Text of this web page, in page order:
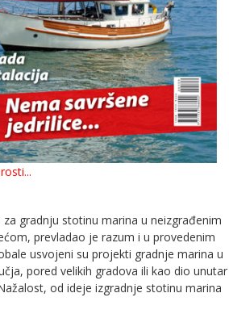
za gradnju stotinu marina u neizgrađenim
prevladao je razum i u provedenim
usvojeni su projekti gradnje marina u
pored velikih gradova ili kao dio unutar
od ideje izgradnje stotinu marina